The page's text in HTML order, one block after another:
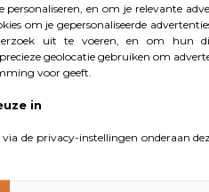
en om je relevante
om je gepersonaliseerde
uit te voeren, en om hun
geolocatie gebruiken om
voor geeft.
in
de privacy-instellingen onderaan
kunstwerken en
van 17.00 tot 22.00
op een kale muur,
in Friesland zijn